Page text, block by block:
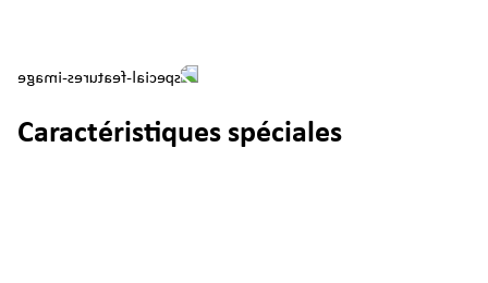
Caractéristiques spéciales